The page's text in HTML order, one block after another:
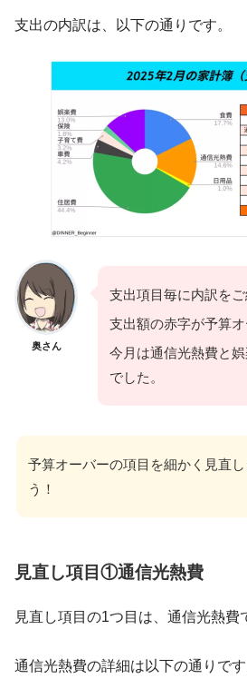
支出の内訳は、以下の通りです。
奥さん
支出項目毎に内訳をご
支出額の赤字が予算オ
今月は通信光熱費と
でした。
予算オーバーの項目を細かく見直し
う！
見直し項目①通信光熱費
見直し項目の1つ目は、通信光熱費
通信光熱費の詳細は以下の通りです